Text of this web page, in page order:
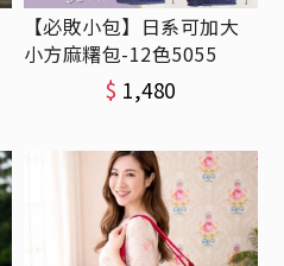
【必敗小包】日系可加大
小方麻糬包-12色5055
$ 1,480